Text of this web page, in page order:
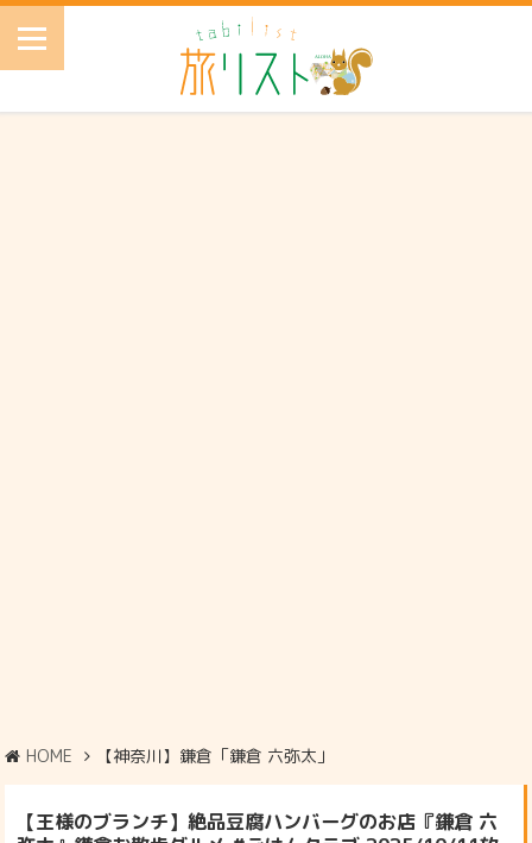
HOME 【神奈川】鎌倉「鎌倉 六弥太」
【王様のブランチ】絶品豆腐ハンバーグのお店『鎌倉 六